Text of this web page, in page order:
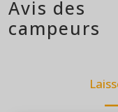
Avis des
campeurs